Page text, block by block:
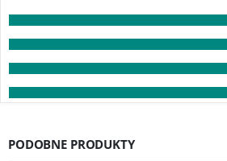
PODOBNE PRODUKTY